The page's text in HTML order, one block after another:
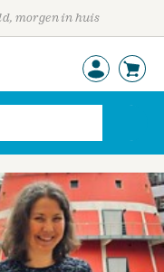
morgen in huis